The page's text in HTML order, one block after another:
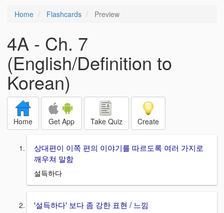
Home Flashcards Preview
4A - Ch. 7
(English/Definition to
Korean)
Home Get App Take Quiz Create
상대편이 이쪽 편의 이야기를 따르도록 여러 가지로
깨우쳐 말함
설득하다
'설득하다' 보다 좀 강한 표현 / 느낌